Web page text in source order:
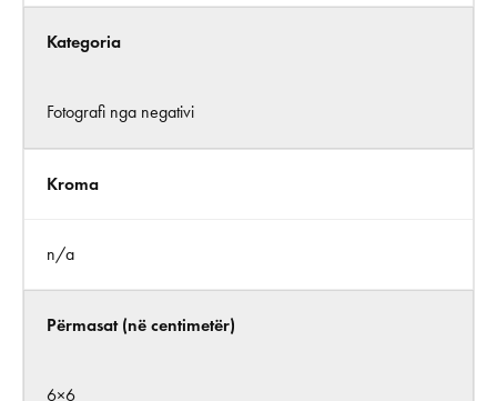
Kategoria
Fotografi nga negativi
Kroma
n/a
Përmasat (në centimetër)
6×6